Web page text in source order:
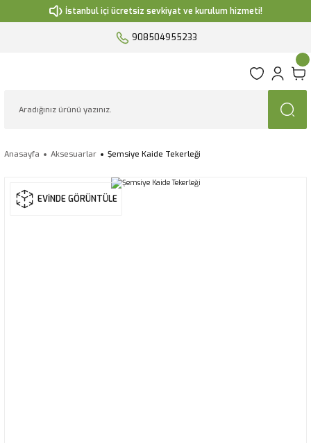
İstanbul içi ücretsiz sevkiyat ve kurulum hizmeti!
908504955233
Anasayfa Aksesuarlar Şemsiye Kaide Tekerleği
EVİNDE GÖRÜNTÜLE